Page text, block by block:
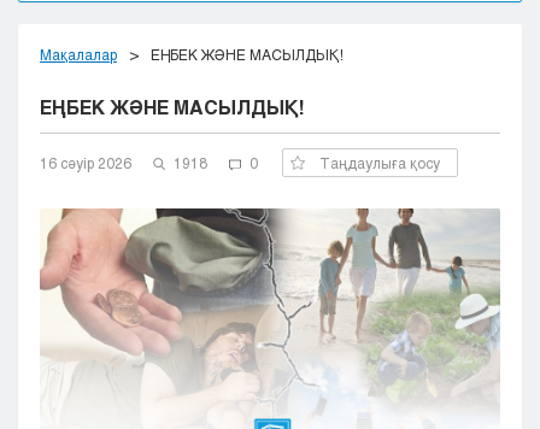
Актобе
Жезказган
Караганда
Кокшетау
Кызылорда
Павлодар
Петропавловск
Семей
Талдыкорган
Тараз
Туркестан
Мақалалар ЕҢБЕК ЖӘНЕ МАСЫЛДЫҚ!
ЕҢБЕК ЖӘНЕ МАСЫЛДЫҚ!
16 сәуір 2026 1918 0 Таңдаулыға қосу